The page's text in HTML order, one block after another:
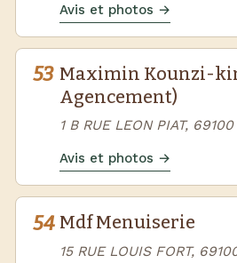
Avis et photos →
53 Maximin Kounzi-
Agencement)
1 B RUE LEON PIAT,
Avis et photos →
54 Mdf Menuiserie
15 RUE LOUIS FORT,